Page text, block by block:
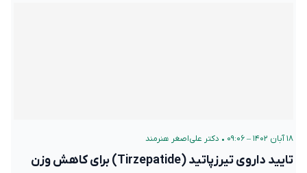
۱۸ آبان ۱۴۰۲ – ۰۹:۰۶ • دکتر علی‌اصغر هنرمند
تایید داروی تیرزپاتید (Tirzepatide) برای کاهش وزن